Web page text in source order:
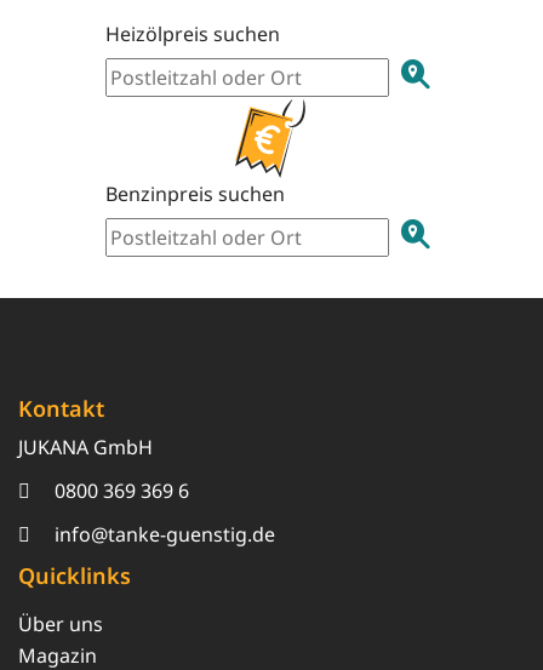
Heizölpreis suchen
Benzinpreis suchen
Kontakt
JUKANA GmbH
0800 369 369 6
info@tanke-guenstig.de
Quicklinks
Über uns
Magazin